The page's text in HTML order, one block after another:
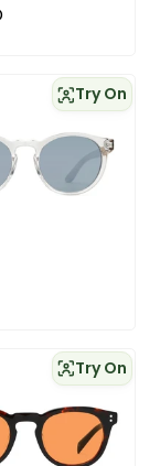
Try On
Try On